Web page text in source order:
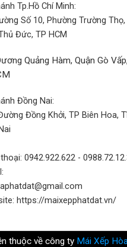
Tp.Hồ Chí Minh:
Số 10, Phường Trường Thọ,
Đức, TP HCM
Quảng Hàm, Quận Gò Vấp,
Đồng Nai:
Đồng Khởi, TP Biên Hoa,
0942.922.622 -
https://maixepphatdat.vn/
thuộc về công ty Mái Xếp